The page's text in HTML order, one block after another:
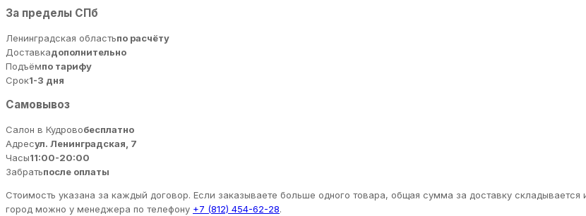
За пределы СПб
Ленинградская областьпо расчёту
Доставкадополнительно
Подъёмпо тарифу
Срок1-3 дня
Самовывоз
Салон в Кудровобесплатно
Адресул. Ленинградская, 7
Часы11:00-20:00
Забратьпосле оплаты
Стоимость указана за каждый договор. Если заказываете больше одного товара, общая сумма за доставку складывается
город можно у менеджера по телефону +7 (812) 454-62-28.